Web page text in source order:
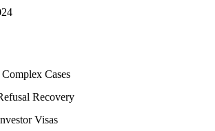
Cases
Recovery
Visas